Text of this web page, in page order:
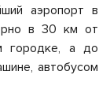
аэропорт в
в 30 км от
городке, а до
автобусом